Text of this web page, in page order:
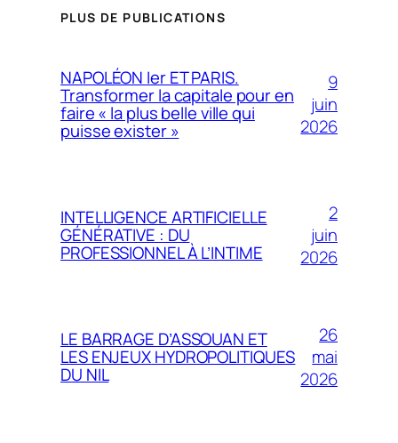
PLUS DE PUBLICATIONS
NAPOLÉON Ier ET PARIS.
Transformer la capitale pour en
faire « la plus belle ville qui
puisse exister »
9
juin
2026
INTELLIGENCE ARTIFICIELLE
GÉNÉRATIVE : DU
PROFESSIONNEL À L’INTIME
2
juin
2026
LE BARRAGE D’ASSOUAN ET
LES ENJEUX HYDROPOLITIQUES
DU NIL
26
mai
2026